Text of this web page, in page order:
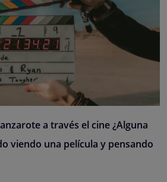
a través el cine ¿Alguna
viendo una película y pensando